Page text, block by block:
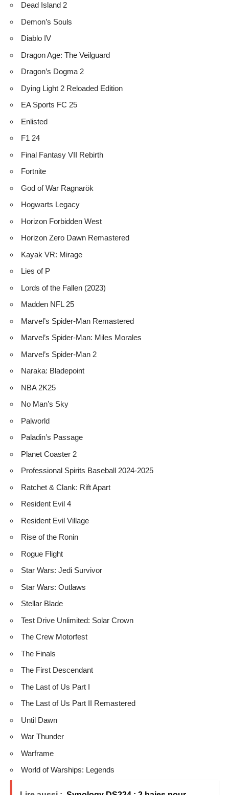
Dead Island 2
Demon’s Souls
Diablo IV
Dragon Age: The Veilguard
Dragon’s Dogma 2
Dying Light 2 Reloaded Edition
EA Sports FC 25
Enlisted
F1 24
Final Fantasy VII Rebirth
Fortnite
God of War Ragnarök
Hogwarts Legacy
Horizon Forbidden West
Horizon Zero Dawn Remastered
Kayak VR: Mirage
Lies of P
Lords of the Fallen (2023)
Madden NFL 25
Marvel’s Spider-Man Remastered
Marvel’s Spider-Man: Miles Morales
Marvel’s Spider-Man 2
Naraka: Bladepoint
NBA 2K25
No Man’s Sky
Palworld
Paladin’s Passage
Planet Coaster 2
Professional Spirits Baseball 2024-2025
Ratchet & Clank: Rift Apart
Resident Evil 4
Resident Evil Village
Rise of the Ronin
Rogue Flight
Star Wars: Jedi Survivor
Star Wars: Outlaws
Stellar Blade
Test Drive Unlimited: Solar Crown
The Crew Motorfest
The Finals
The First Descendant
The Last of Us Part I
The Last of Us Part II Remastered
Until Dawn
War Thunder
Warframe
World of Warships: Legends